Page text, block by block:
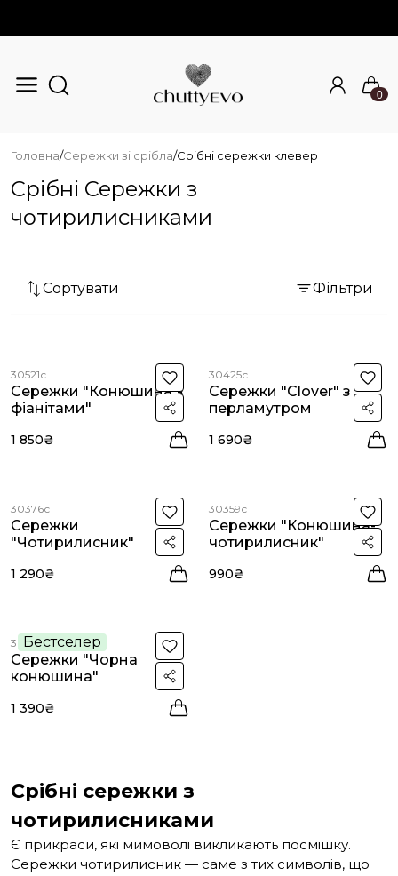
0
Головна/Сережки зі срібла/Срібні сережки клевер
Срібні Сережки з
чотирилисниками
Сортувати Фільтри
30521с
Сережки "Конюшина з
фіанітами"
1 850₴
30425с
Сережки "Clover" з
перламутром
1 690₴
30376с
Сережки
"Чотирилисник"
1 290₴
30359с
Сережки "Конюшина-
чотирилисник"
990₴
Бестселер
30084с
Сережки "Чорна
конюшина"
1 390₴
Срібні сережки з
чотирилисниками
Є прикраси, які мимоволі викликають посмішку.
Сережки чотирилисник — саме з тих символів, що